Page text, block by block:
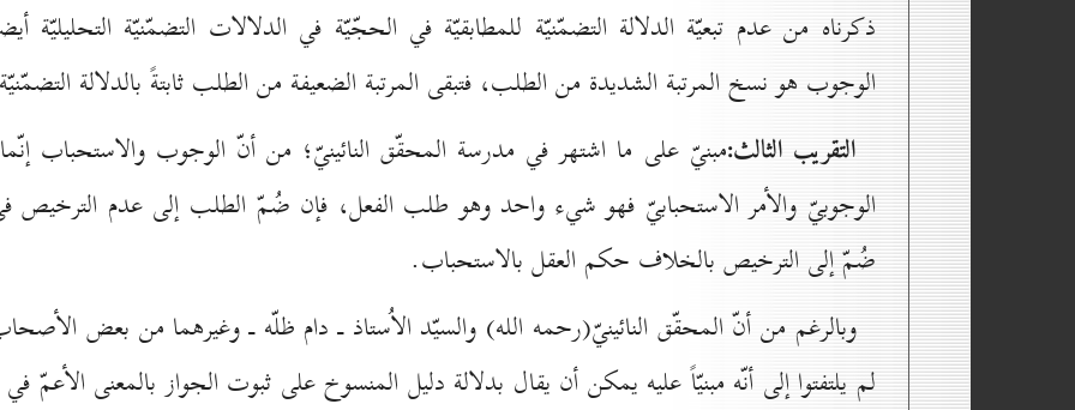
ذكرناه من عدم تبعيّة الدلالة التضمّنيّة للمطابقيّة في الحجّيّة في الدلالات التضمّنيّة
الوجوب هو نسخ المرتبة الشديدة من الطلب، فتبقى المرتبة الضعيفة من الطلب ثابتةً بالدلالة
التقريب الثالث:مبنيّ على ما اشتهر في مدرسة المحقّق النائينيّ؛ من أنّ الوجوب والاستحباب
الوجوبيّ والأمر الاستحبابيّ فهو شيء واحد وهو طلب الفعل، فإن ضُمّ الطلب إلى عدم
ضُمّ إلى الترخيص بالخلاف حكم العقل بالاستحباب.
وبالرغم من أنّ المحقّق النائينيّ(رحمه الله) والسيّد الاُستاذ ـ دام ظلّه ـ وغيرهما من بعض
لم يلتفتوا إلى أنّه مبنيّاً عليه يمكن أن يقال بدلالة دليل المنسوخ على ثبوت الجواز بالمعنى